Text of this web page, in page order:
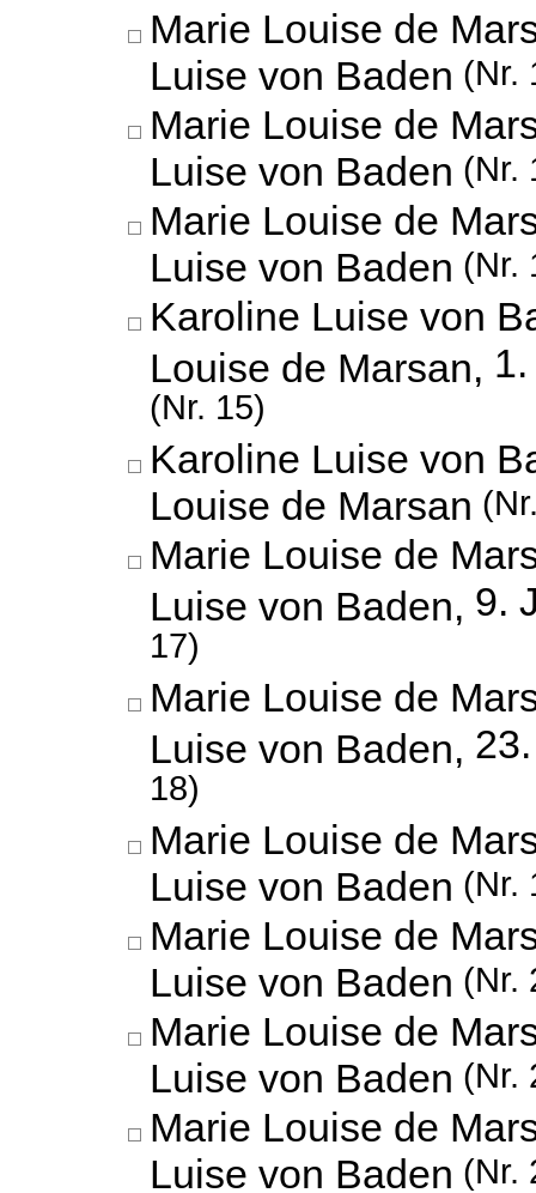
Marie Louise de
Luise von Baden (Nr.
Marie Louise de
Luise von Baden (Nr.
Marie Louise de
Luise von Baden (Nr.
Karoline Luise von
Louise de Marsan,
(Nr. 15)
Karoline Luise von
Louise de Marsan
Marie Louise de
Luise von Baden, 9.
17)
Marie Louise de
Luise von Baden,
18)
Marie Louise de
Luise von Baden (Nr.
Marie Louise de
Luise von Baden (Nr.
Marie Louise de
Luise von Baden (Nr.
Marie Louise de
Luise von Baden (Nr.